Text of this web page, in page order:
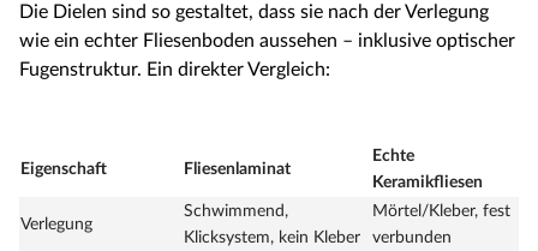
Die Dielen sind so gestaltet, dass sie nach der Verlegung
wie ein echter Fliesenboden aussehen – inklusive optischer
Fugenstruktur. Ein direkter Vergleich:
Eigenschaft Fliesenlaminat
Echte
Keramikfliesen
Verlegung
Schwimmend,
Klicksystem, kein Kleber
Mörtel/Kleber, fest
verbunden